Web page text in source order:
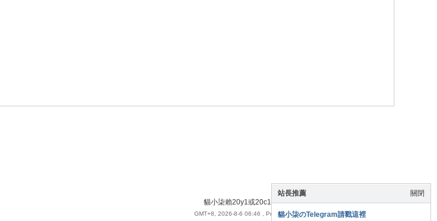
關閉
站長推薦
貓小柒のTelegram請戳這裡
貓小柒賴20y1或20c1 | 手機版 | 貓小柒茶莊 賴：20y1/20c1
GMT+8, 2026-8-6 06:46 , Processed in 0.057361 second(s), 21 queries .